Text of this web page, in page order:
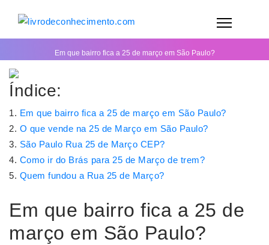
Em que bairro fica a 25 de março em São Paulo?
Índice:
Em que bairro fica a 25 de março em São Paulo?
O que vende na 25 de Março em São Paulo?
São Paulo Rua 25 de Março CEP?
Como ir do Brás para 25 de Março de trem?
Quem fundou a Rua 25 de Março?
Em que bairro fica a 25 de
março em São Paulo?